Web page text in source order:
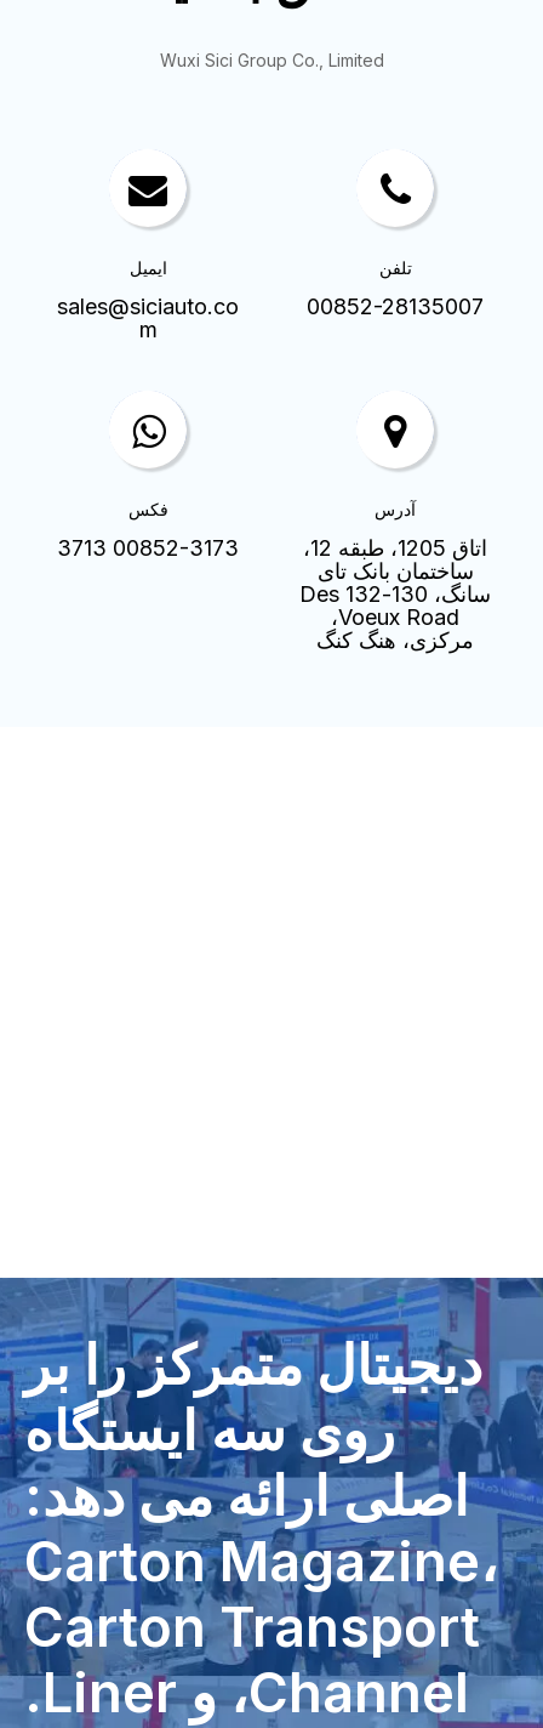
Wuxi Sici Group Co., Limited
ایمیل
sales@siciauto.co
m
تلفن
00852-28135007
فکس
00852-3173 3713
آدرس
اتاق 1205، طبقه 12،
ساختمان بانک تای
سانگ، 130-132 Des
Voeux Road،
مرکزی، هنگ کنگ
دیجیتال متمرکز را بر
روی سه ایستگاه
اصلی ارائه می دهد:
Carton Magazine،
Carton Transport
Channel، و Liner.